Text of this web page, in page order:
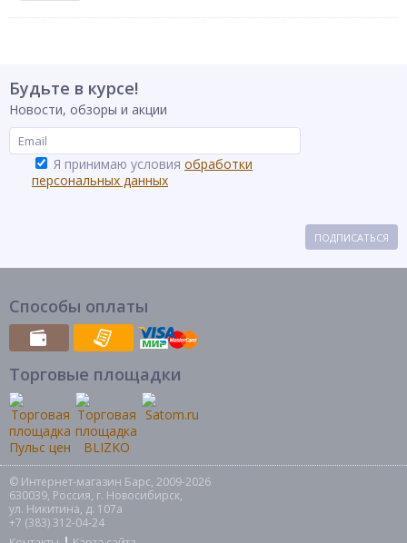
Будьте в курсе!
Новости, обзоры и акции
Я принимаю условия обработки
персональных данных
ПОДПИСАТЬСЯ
Способы оплаты
Торговые площадки
© Интернет-магазин Барс, 2009-2026
630039, Россия, г. Новосибирск,
ул. Никитина, д. 107а
+7 (383) 312-04-24